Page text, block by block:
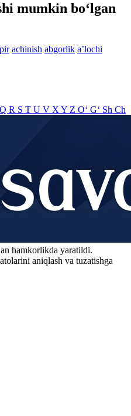
mumkin bo‘lgan
achinish abgorlik aʼlochi
Q R S T U V X Y Z O‘ G‘ Sh Ch
hamkorlikda yaratildi.
aniqlash va tuzatishga